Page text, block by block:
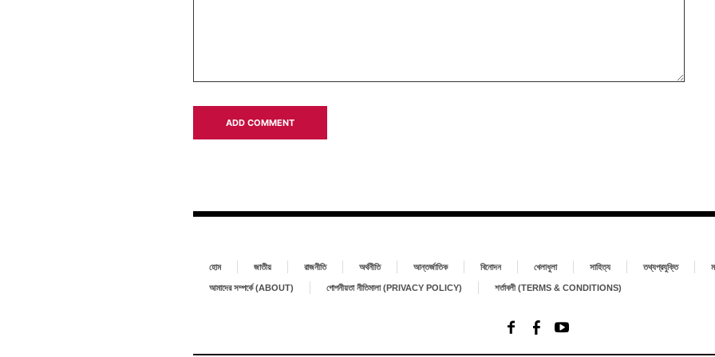
হোম জাতীয় রাজনীতি অর্থনীতি আন্তর্জাতিক বিনোদন খেলাধুলা সাহিত্য তথ্যপ্রযুক্তি
আমাদের সম্পর্কে (ABOUT) গোপনীয়তা নীতিমালা (PRIVACY POLICY) শর্তাবলী (TERMS & CONDITIONS)